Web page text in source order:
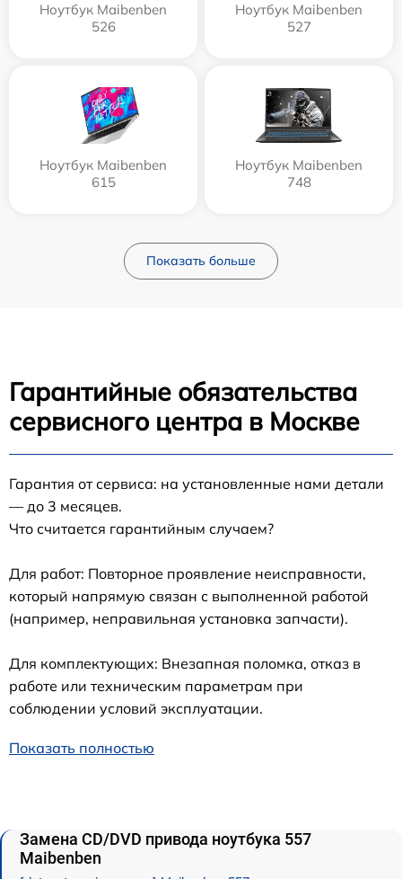
Ноутбук Maibenben
526
Ноутбук Maibenben
527
Ноутбук Maibenben
615
Ноутбук Maibenben
748
Показать больше
Гарантийные обязательства
сервисного центра в Москве
Гарантия от сервиса: на установленные нами детали
— до 3 месяцев.
Что считается гарантийным случаем?
Для работ: Повторное проявление неисправности,
который напрямую связан с выполненной работой
(например, неправильная установка запчасти).
Для комплектующих: Внезапная поломка, отказ в
работе или техническим параметрам при
соблюдении условий эксплуатации.
Показать полностью
Замена CD/DVD привода ноутбука 557
Maibenben